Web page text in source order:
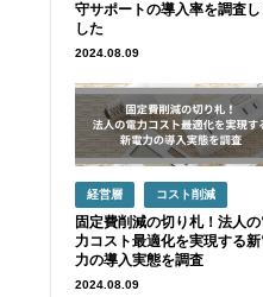
守サポートの導入率を調査し
した
2024.08.09
経営層 コスト削減
固定費削減の切り札！法人
力コスト最適化を実現する
力の導入実態を調査
2024.08.09